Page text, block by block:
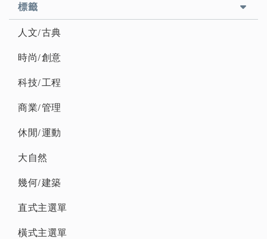
標籤
人文/古典
時尚/創意
科技/工程
商業/管理
休閒/運動
大自然
幾何/建築
直式主選單
橫式主選單